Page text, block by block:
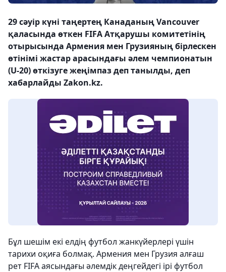
29 сәуір күні таңертең Канаданың Vancouver
қаласында өткен FIFA Атқарушы комитетінің
отырысында Армения мен Грузияның бірлескен
өтінімі жастар арасындағы әлем чемпионатын
(U-20) өткізуге жеңімпаз деп танылды, деп
хабарлайды Zakon.kz.
Бұл шешім екі елдің футбол жанкүйерлері үшін
тарихи оқиға болмақ. Армения мен Грузия алғаш
рет FIFA аясындағы әлемдік деңгейдегі ірі футбол